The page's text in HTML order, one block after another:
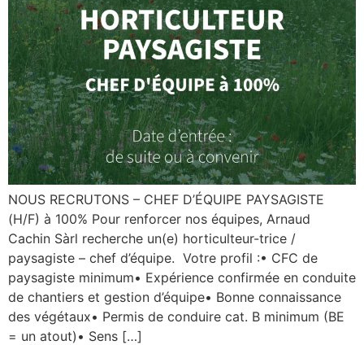
NOUS RECRUTONS – CHEF D’ÉQUIPE PAYSAGISTE
(H/F) à 100% Pour renforcer nos équipes, Arnaud
Cachin Sàrl recherche un(e) horticulteur-trice /
paysagiste – chef d’équipe. Votre profil :• CFC de
paysagiste minimum• Expérience confirmée en conduite
de chantiers et gestion d’équipe• Bonne connaissance
des végétaux• Permis de conduire cat. B minimum (BE
= un atout)• Sens […]